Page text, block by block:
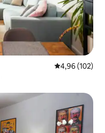
4,96 av 5 i
4,96 (102)